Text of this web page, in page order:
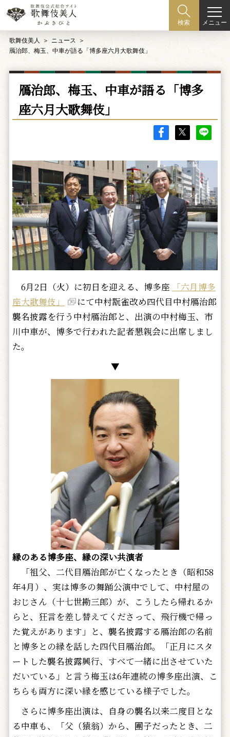
検索 メニュー
歌舞伎美人
ニュース
鴈治郎、梅玉、中車が語る「博多座六月大歌舞伎」
鴈治郎、梅玉、中車が語る「博多
座六月大歌舞伎」
6月2日（火）に初日を迎える、博多座
「六月博多
座大歌舞伎」
にて中村翫雀改め四代目中村鴈治郎
襲名披露を行う中村鴈治郎と、出演の中村梅玉、市
川中車が、博多で行われた記者懇親会に出席しまし
た。
▼
縁のある博多座、縁の深い共演者
「祖父、二代目鴈治郎が亡くなったとき（昭和58
年4月）、実は博多の舞踊公演中でして、中村屋の
おじさん（十七世勘三郎）が、こうしたら帰れるか
らと、狂言を差し替えてくださって、飛行機で帰っ
た覚えがあります」と、襲名披露する鴈治郎の名前
と博多との縁を話した四代目鴈治郎。「正月にスタ
ートした襲名披露興行、すべて一緒に出させていた
だいている」と言う梅玉は6年連続の博多座出演、こ
ちらも両方に深い縁を感じている様子でした。
さらに博多座出演は、自身の襲名以来二度目とな
る中車も、「父（猿翁）から、團子だったとき、二